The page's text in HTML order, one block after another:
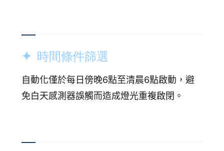
✦ 時間條件篩選
自動化僅於每日傍晚6點至清晨6點啟動，避
免白天感測器誤觸而造成燈光重複啟閉。